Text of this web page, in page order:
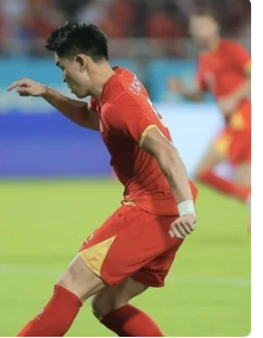
nhập khẩu vào thị
trường đón nhận rất
Bình nói.
đốc Truyền thông
khẩu Thủy sản
thuỷ sản chính đều
có hiệu lực. Rõ rệt
EU là thị trường
thuỷ sản cao